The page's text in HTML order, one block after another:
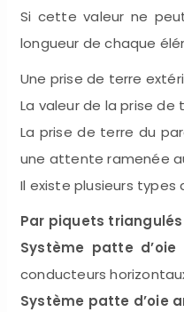
Si cette valeur ne
longueur de chaque
Une prise de terre
La valeur de la prise
La prise de terre du
une attente ramenée
Il existe plusieurs
Par piquets triangulés
Système patte d’oie
conducteurs
Système patte d’oie